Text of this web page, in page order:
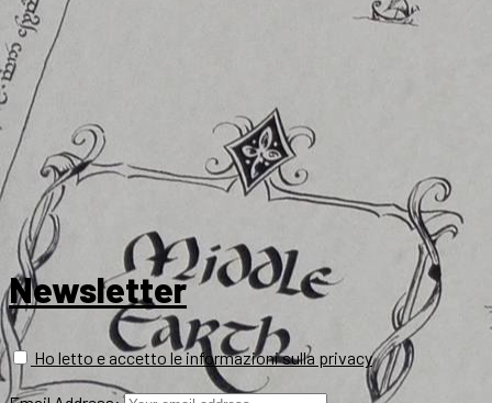
Newsletter
Ho letto e accetto le informazioni sulla privacy